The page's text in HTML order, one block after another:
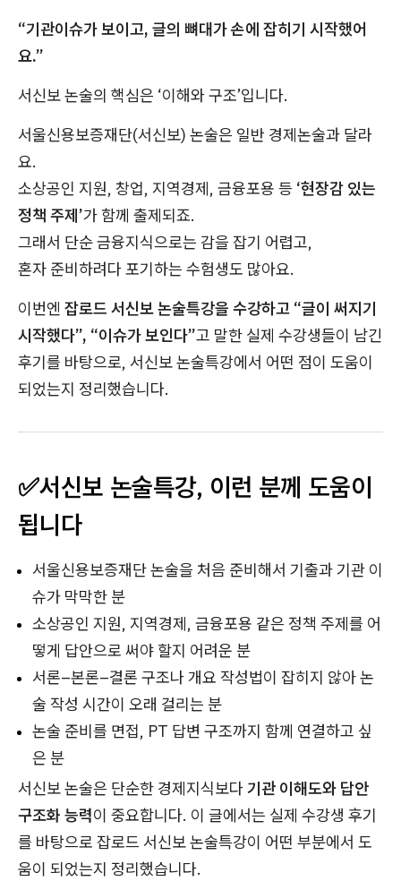
“기관이슈가 보이고, 글의 뼈대가 손에 잡히기 시작했어
요.”
서신보 논술의 핵심은 ‘이해와 구조’입니다.
서울신용보증재단(서신보) 논술은 일반 경제논술과 달라
요.
소상공인 지원, 창업, 지역경제, 금융포용 등 ‘현장감 있는
정책 주제’가 함께 출제되죠.
그래서 단순 금융지식으로는 감을 잡기 어렵고,
혼자 준비하려다 포기하는 수험생도 많아요.
이번엔 잡로드 서신보 논술특강을 수강하고 “글이 써지기
시작했다”, “이슈가 보인다”고 말한 실제 수강생들이 남긴
후기를 바탕으로, 서신보 논술특강에서 어떤 점이 도움이
되었는지 정리했습니다.
✅서신보 논술특강, 이런 분께 도움이
됩니다
서울신용보증재단 논술을 처음 준비해서 기출과 기관 이
슈가 막막한 분
소상공인 지원, 지역경제, 금융포용 같은 정책 주제를 어
떻게 답안으로 써야 할지 어려운 분
서론–본론–결론 구조나 개요 작성법이 잡히지 않아 논
술 작성 시간이 오래 걸리는 분
논술 준비를 면접, PT 답변 구조까지 함께 연결하고 싶
은 분
서신보 논술은 단순한 경제지식보다기관 이해도와 답안
구조화 능력이 중요합니다. 이 글에서는 실제 수강생 후기
를 바탕으로 잡로드 서신보 논술특강이 어떤 부분에서 도
움이 되었는지 정리했습니다.